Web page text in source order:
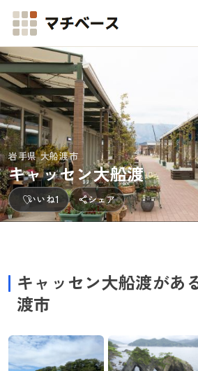
マチベース
岩手県 大船渡市
キャッセン大船渡
+1
いいね1 シェア
キャッセン大船渡があ
渡市